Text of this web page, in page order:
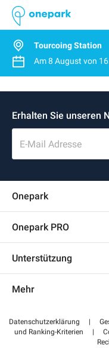
Tourcoing Station
Am8 August von
Erhalten Sie unseren
E-Mail Adresse
Onepark
Impressum
Onepark PRO
Werden Sie unser Partner
Auf meinen
Unterstützung
Bezahlen Sie Ihren
Mehr
Datenschutzerklärung |
und Ranking-Kriterien
|